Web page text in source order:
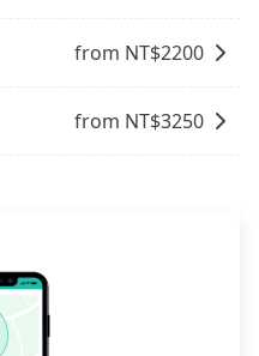
from NT$2200
from NT$3250